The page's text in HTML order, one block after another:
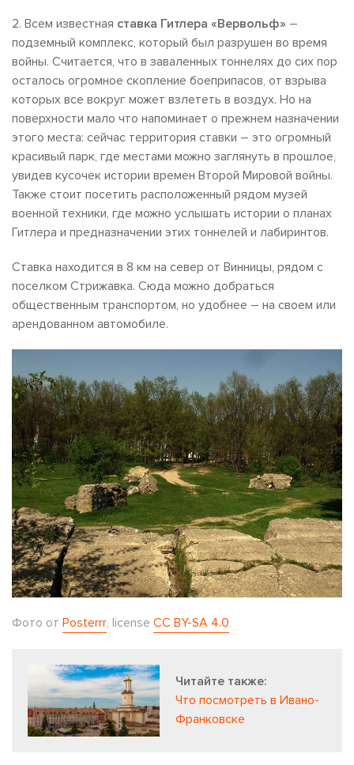
2. Всем известная ставка Гитлера «Вервольф» –
подземный комплекс, который был разрушен во время
войны. Считается, что в заваленных тоннелях до сих пор
осталось огромное скопление боеприпасов, от взрыва
которых все вокруг может взлететь в воздух. Но на
поверхности мало что напоминает о прежнем назначении
этого места: сейчас территория ставки – это огромный
красивый парк, где местами можно заглянуть в прошлое,
увидев кусочек истории времен Второй Мировой войны.
Также стоит посетить расположенный рядом музей
военной техники, где можно услышать истории о планах
Гитлера и предназначении этих тоннелей и лабиринтов.
Ставка находится в 8 км на север от Винницы, рядом с
поселком Стрижавка. Сюда можно добраться
общественным транспортом, но удобнее – на своем или
арендованном автомобиле.
Фото от Posterrr, license CC BY-SA 4.0
Читайте также:
Что посмотреть в Ивано-
Франковске